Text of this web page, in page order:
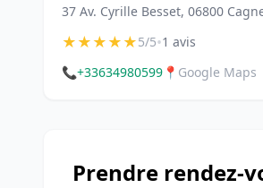
37 Av. Cyrille Besset, 06800
★★★★★5/5•1 avis
📞+33634980599 📍 Google Maps
Prendre rendez-